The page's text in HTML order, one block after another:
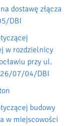
dostawę złącza
DBI
w rozdzielnicy
przy ul.
07/04/DBI
budowy
w miejscowości